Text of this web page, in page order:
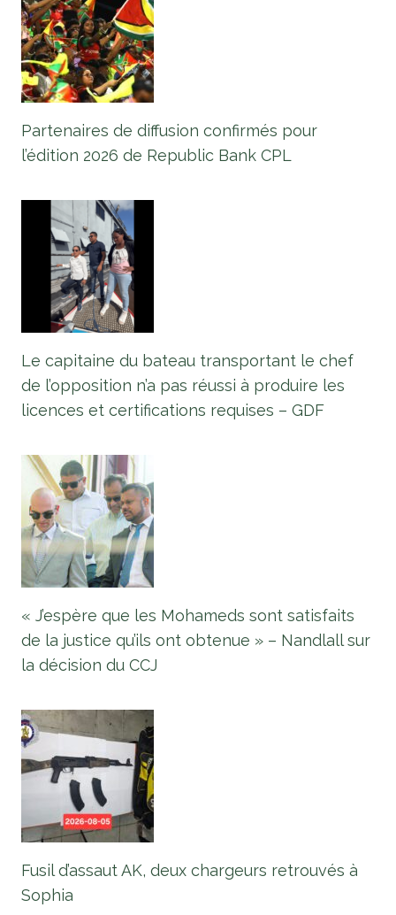
Partenaires de diffusion confirmés pour
l’édition 2026 de Republic Bank CPL
Le capitaine du bateau transportant le chef
de l’opposition n’a pas réussi à produire les
licences et certifications requises – GDF
« J’espère que les Mohameds sont satisfaits
de la justice qu’ils ont obtenue » – Nandlall sur
la décision du CCJ
Fusil d’assaut AK, deux chargeurs retrouvés à
Sophia